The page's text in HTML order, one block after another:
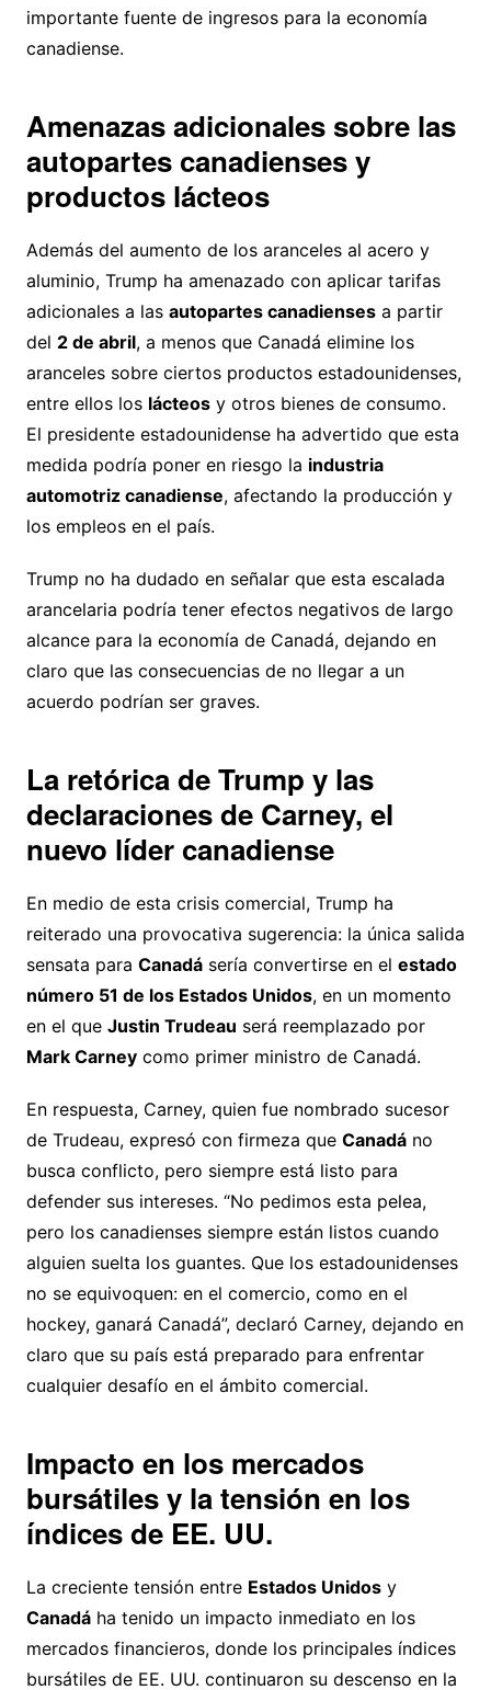
importante fuente de ingresos para la economía
canadiense.
Amenazas adicionales sobre las
autopartes canadienses y
productos lácteos
Además del aumento de los aranceles al acero y
aluminio, Trump ha amenazado con aplicar tarifas
adicionales a las autopartes canadiensesa partir
del 2 de abril, a menos que Canadá elimine los
aranceles sobre ciertos productos estadounidenses,
entre ellos los lácteosy otros bienes de consumo.
El presidente estadounidense ha advertido que esta
medida podría poner en riesgo la industria
automotriz canadiense, afectando la producción y
los empleos en el país.
Trump no ha dudado en señalar que esta escalada
arancelaria podría tener efectos negativos de largo
alcance para la economía de Canadá, dejando en
claro que las consecuencias de no llegar a un
acuerdo podrían ser graves.
La retórica de Trump y las
declaraciones de Carney, el
nuevo líder canadiense
En medio de esta crisis comercial, Trump ha
reiterado una provocativa sugerencia: la única salida
sensata para Canadásería convertirse en el estado
número 51 de los Estados Unidos, en un momento
en el que Justin Trudeau será reemplazado por
Mark Carneycomo primer ministro de Canadá.
En respuesta, Carney, quien fue nombrado sucesor
de Trudeau, expresó con firmeza que Canadáno
busca conflicto, pero siempre está listo para
defender sus intereses. “No pedimos esta pelea,
pero los canadienses siempre están listos cuando
alguien suelta los guantes. Que los estadounidenses
no se equivoquen: en el comercio, como en el
hockey, ganará Canadá”, declaró Carney, dejando en
claro que su país está preparado para enfrentar
cualquier desafío en el ámbito comercial.
Impacto en los mercados
bursátiles y la tensión en los
índices de EE. UU.
La creciente tensión entre Estados Unidosy
Canadáha tenido un impacto inmediato en los
mercados financieros, donde los principales índices
bursátiles de EE. UU. continuaron su descenso en la